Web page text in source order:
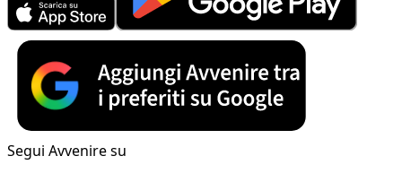
Segui Avvenire su